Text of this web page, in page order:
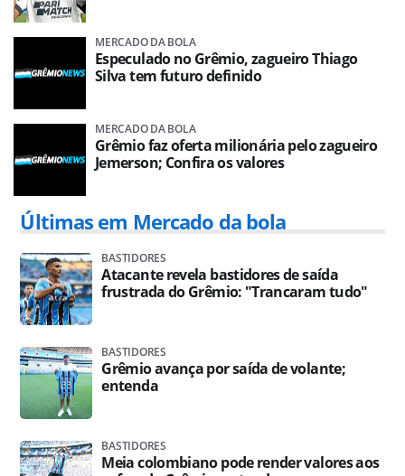
MERCADO DA BOLA
Especulado no Grêmio, zagueiro Thiago
Silva tem futuro definido
MERCADO DA BOLA
Grêmio faz oferta milionária pelo zagueiro
Jemerson; Confira os valores
Últimas em Mercado da bola
BASTIDORES
Atacante revela bastidores de saída
frustrada do Grêmio: "Trancaram tudo"
BASTIDORES
Grêmio avança por saída de volante;
entenda
BASTIDORES
Meia colombiano pode render valores aos